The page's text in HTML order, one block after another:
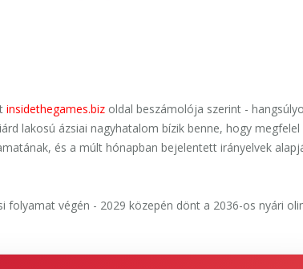
insidethegames.biz oldal beszámolója szerint -
lakosú ázsiai nagyhatalom bízik benne, hogy megfelel
és a múlt hónapban bejelentett irányelvek
végén - 2029 közepén dönt a 2036-os nyári